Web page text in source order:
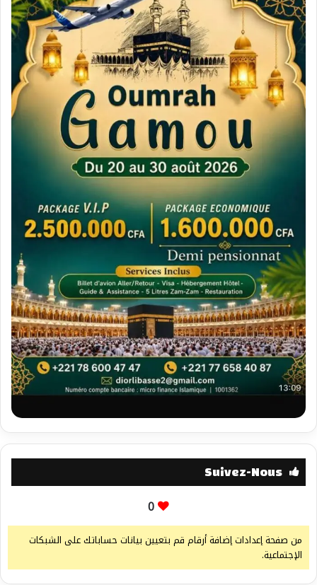
Suivez-Nous
0
من صفحة إعدادات إضافة أرقام قم بتعيين بيانات حساباتك على الشبكات
الإجتماعية.